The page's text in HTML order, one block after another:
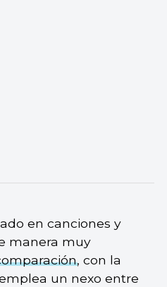
en canciones y
manera muy
, con la
un nexo entre